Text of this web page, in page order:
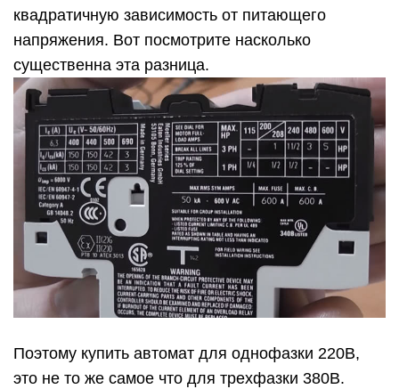
квадратичную зависимость от питающего
напряжения. Вот посмотрите насколько
существенна эта разница.
Поэтому купить автомат для однофазки 220В,
это не то же самое что для трехфазки 380В.